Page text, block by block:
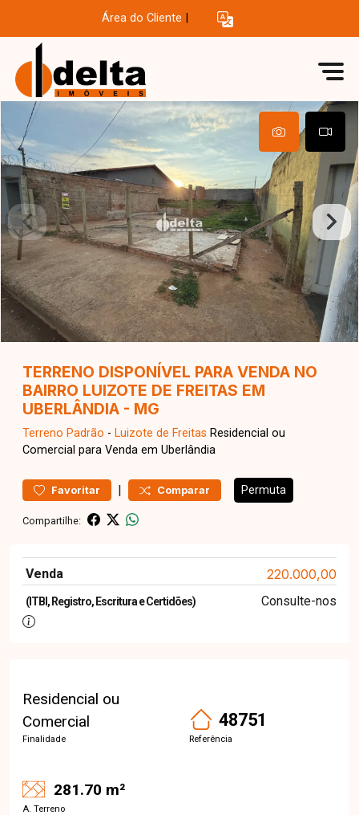
Área do Cliente
TERRENO DISPONÍVEL PARA VENDA NO
BAIRRO LUIZOTE DE FREITAS EM
UBERLÂNDIA - MG
Terreno Padrão - Luizote de Freitas Residencial ou
Comercial para Venda em Uberlândia
Favoritar | Comparar Permuta
Compartilhe:
Venda 220.000,00
(ITBI, Registro, Escritura e Certidões) Consulte-nos
Residencial ou
Comercial
Finalidade
48751
Referência
281.70 m²
A. Terreno